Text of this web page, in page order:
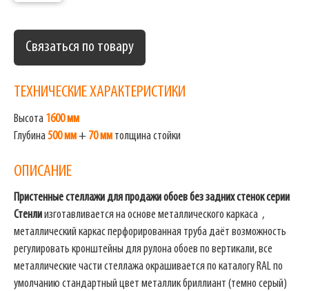
Связаться по товару
ТЕХНИЧЕСКИЕ ХАРАКТЕРИСТИКИ
Высота 1600 мм
Глубина500 мм+ 70 мм толщина стойки
ОПИСАНИЕ
Пристенные стеллажи для продажи обоев без задних стенок серии
Стенлиизготавливается на основе металлического каркаса ,
металлический каркас перфорированная труба даёт возможность
регулировать кронштейны для рулона обоев по вертикали, все
металлические части стеллажа окрашивается по каталогу RAL по
умолчанию стандартный цвет металлик бриллиант (темно серый)